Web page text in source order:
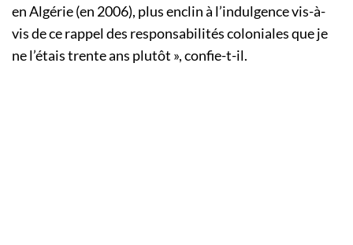
en Algérie (en 2006), plus enclin à l’indulgence vis-à-
vis de ce rappel des responsabilités coloniales que je
ne l’étais trente ans plutôt », confie-t-il.